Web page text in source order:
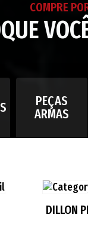
COMPRE
PEÇAS
ARMAS
DILLON